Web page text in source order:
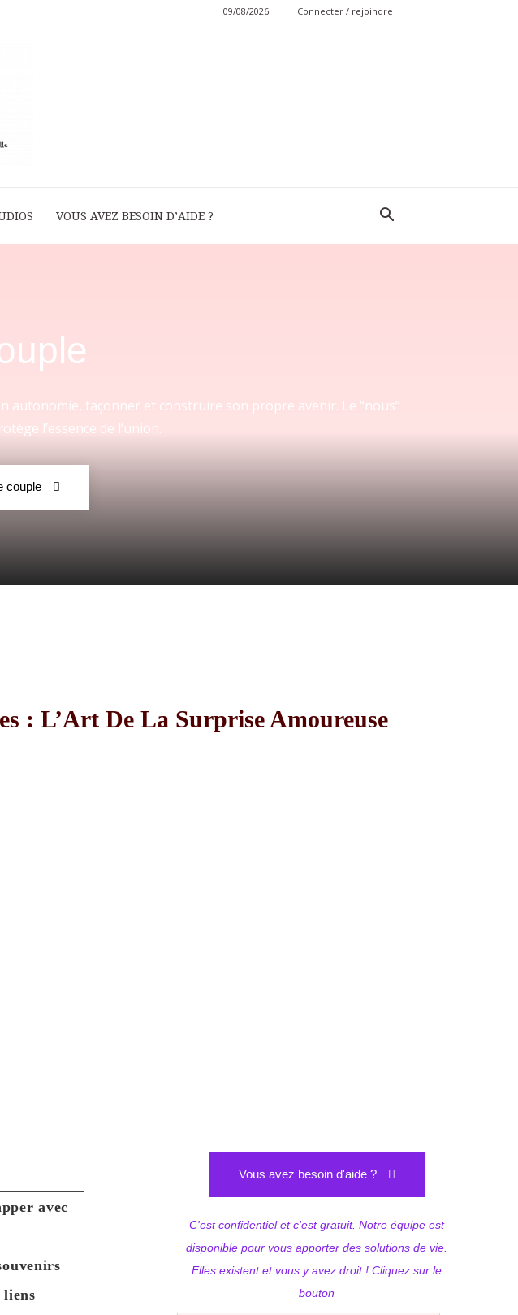
09/08/2026 Connecter / rejoindre
VOUS AVEZ BESOIN D’AIDE ?
autonomie, façonner et construire son propre avenir. Le “nous”
l’essence de l’union.
couple
: L’Art De La Surprise Amoureuse
avec
Vous avez besoin d'aide ?
C'est confidentiel et c'est gratuit. Notre équipe est
disponible pour vous apporter des solutions de vie.
Elles existent et vous y avez droit ! Cliquez sur le
bouton